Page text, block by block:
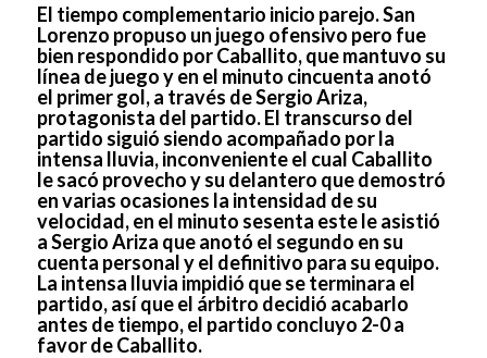
El tiempo complementario inicio parejo. San
Lorenzo propuso un juego ofensivo pero fue
bien respondido por Caballito, que mantuvo su
línea de juego y en el minuto cincuenta anotó
el primer gol, a través de Sergio Ariza,
protagonista del partido. El transcurso del
partido siguió siendo acompañado por la
intensa lluvia, inconveniente el cual Caballito
le sacó provecho y su delantero que demostró
en varias ocasiones la intensidad de su
velocidad, en el minuto sesenta este le asistió
a Sergio Ariza que anotó el segundo en su
cuenta personal y el definitivo para su equipo.
La intensa lluvia impidió que se terminara el
partido, así que el árbitro decidió acabarlo
antes de tiempo, el partido concluyo 2-0 a
favor de Caballito.